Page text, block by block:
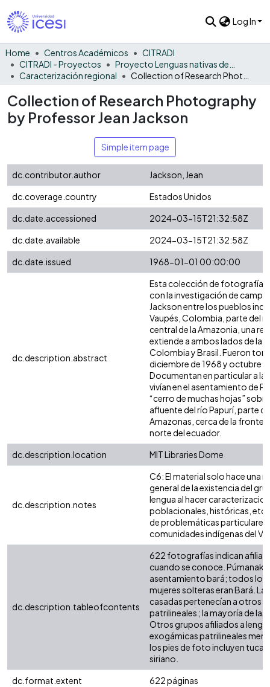
Log In
Home Centros Académicos
CITRADI
CITRADI - Proyectos
Caracterización regional
Collection of Research Photography
by Professor Jean Jackson
Simple item page
dc.contributor.author
Jackson, Jean
dc.coverage.country
Estados Unidos
dc.date.accessioned
2024-03-15T21:32:58Z
dc.date.available
2024-03-15T21:32:58Z
dc.date.issued
1968-01-01 00:00:00
dc.description.abstract
Esta colección de fotografías
con la investigación de campo
Jackson entre los pueblos
Vaupés, Colombia, parte del
central de la Amazonia, una
extiende a ambos lados de la
Colombia y Brasil. Fueron
diciembre de 1968 y octubre
Documentan en particular a
vivían en el asentamiento de
“cerro de muchas hojas”
afluente del río Papurí, parte
Amazonas, cerca de la
norte del ecuador.
dc.description.location
MIT Libraries Dome
dc.description.notes
C6: El material solo hace una
general de la existencia del
lengua al hacer
poblacionales, históricas,
de problemáticas particulares
comunidades indígenas del
dc.description.tableofcontents
622 fotografías indican
cuando se conoce.
asentamiento bará; todos los
mujeres solteras eran Bará.
casadas pertenecían a otros
patrilineales ; la mayoría de
Otros grupos afiliados a
exogámicas patrilineales
los pies de foto incluyen
siriano.
dc.format.extent
622 páginas